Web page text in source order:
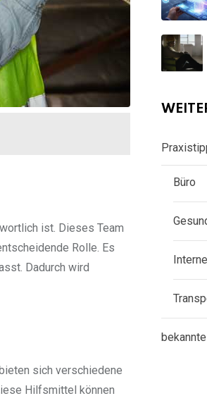
ist. Dieses Team
Rolle. Es
Dadurch wird
sich verschiedene
Hilfsmittel können
Büro